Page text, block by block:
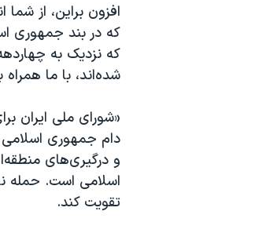
افزون براین، از
که در بند جمهوری
که نزدیک به
شده‌اند، با ما همراه
«شورای ملی ایران
دام جمهوری اسلامی
و درگیری‌های
اسلامی است. حمله
تقویت کند.